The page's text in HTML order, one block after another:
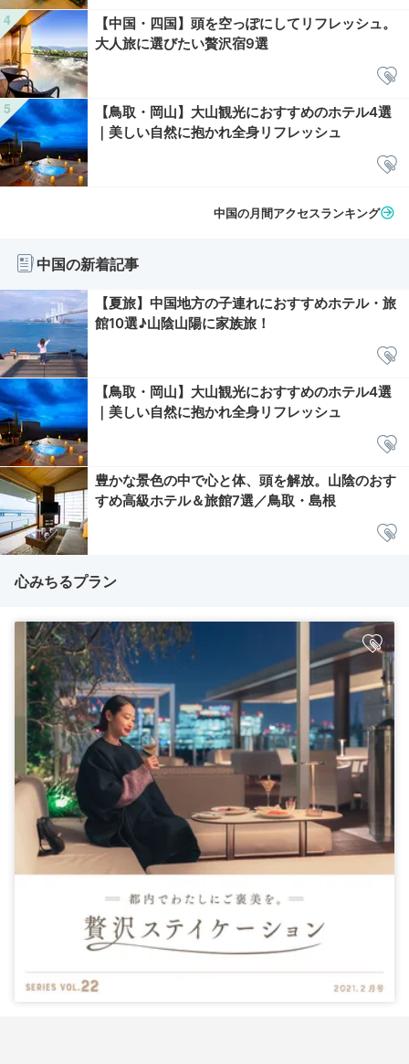
【中国・四国】頭を空っぽにしてリフレッシュ。
大人旅に選びたい贅沢宿9選
【鳥取・岡山】大山観光におすすめのホテル4選
｜美しい自然に抱かれ全身リフレッシュ
中国の月間アクセスランキング
中国の新着記事
【夏旅】中国地方の子連れにおすすめホテル・旅
館10選♪山陰山陽に家族旅！
【鳥取・岡山】大山観光におすすめのホテル4選
｜美しい自然に抱かれ全身リフレッシュ
豊かな景色の中で心と体、頭を解放。山陰のおす
すめ高級ホテル＆旅館7選／鳥取・島根
心みちるプラン